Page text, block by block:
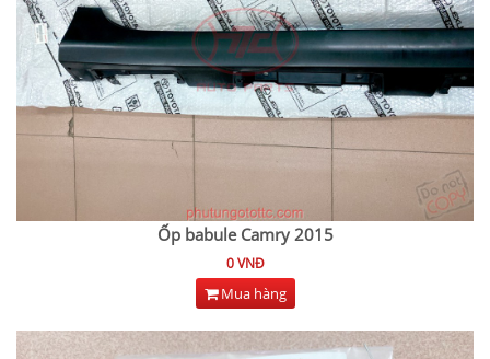
Ốp babule Camry 2015
0 VNĐ
Mua hàng